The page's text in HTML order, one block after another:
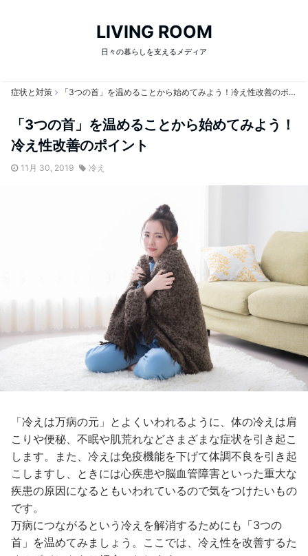
LIVING ROOM
日々の暮らしを支えるメディア
症状と対策 「3つの首」を温めることから始めてみよう！冷え性改善のポイント
「3つの首」を温めることから始めてみよう！
冷え性改善のポイント
11月 30, 2019 冷え
「冷えは万病の元」とよくいわれるように、体の冷えは肩
こりや便秘、不眠や肌荒れなどさまざまな症状を引き起こ
します。また、冷えは免疫機能を下げて体調不良を引き起
こしますし、ときには心疾患や脳血管障害といった重大な
疾患の原因になるともいわれているので気をつけたいもの
です。
万病につながるという冷えを解消するためにも「3つの
首」を温めてみましょう。ここでは、冷え性を改善するた